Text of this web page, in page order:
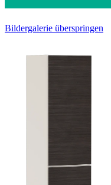
Bildergalerie überspringen